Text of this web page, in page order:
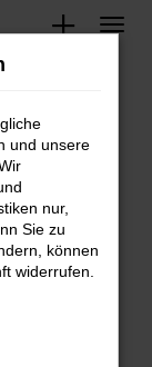
deine
und unsere
nur,
Sie zu
können
widerrufen.